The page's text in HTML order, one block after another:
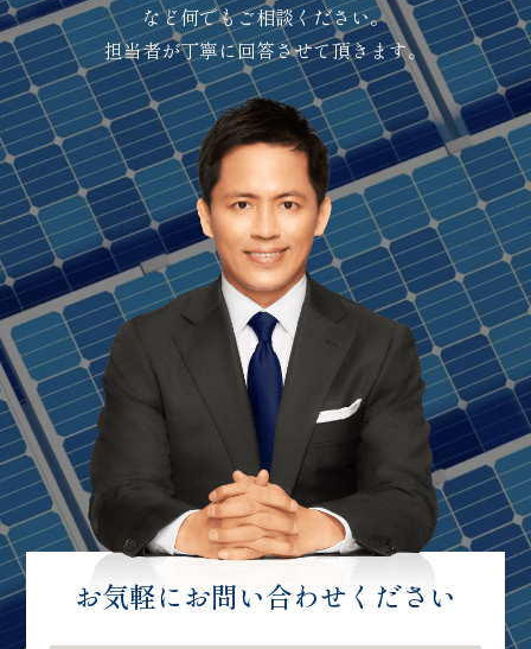
など何でもご相談ください。
担当者が丁寧に回答させて頂きます。
お気軽にお問い合わせください